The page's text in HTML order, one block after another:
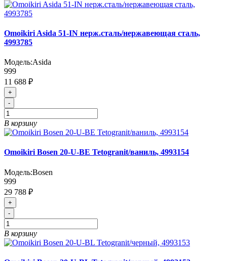
Omoikiri Asida 51-IN нерж.сталь/нержавеющая сталь,
4993785
Модель:Asida
999
11 688 ₽
+
-
В корзину
Omoikiri Bosen 20-U-BE Tetogranit/ваниль, 4993154
Модель:Bosen
999
29 788 ₽
+
-
В корзину